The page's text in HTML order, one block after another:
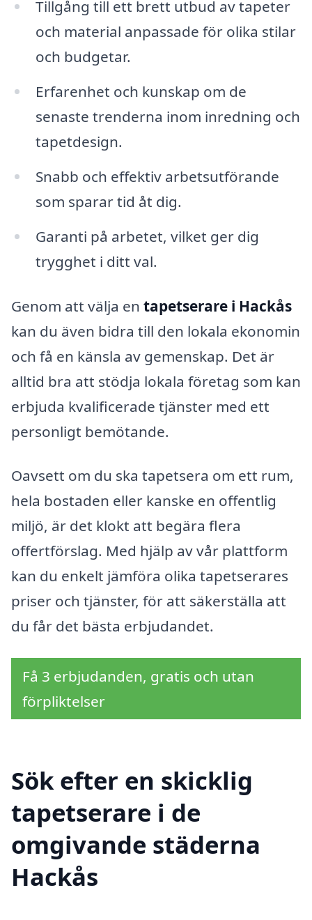
Tillgång till ett brett utbud av tapeter
och material anpassade för olika stilar
och budgetar.
Erfarenhet och kunskap om de
senaste trenderna inom inredning och
tapetdesign.
Snabb och effektiv arbetsutförande
som sparar tid åt dig.
Garanti på arbetet, vilket ger dig
trygghet i ditt val.
Genom att välja en tapetserare i Hackås
kan du även bidra till den lokala ekonomin
och få en känsla av gemenskap. Det är
alltid bra att stödja lokala företag som kan
erbjuda kvalificerade tjänster med ett
personligt bemötande.
Oavsett om du ska tapetsera om ett rum,
hela bostaden eller kanske en offentlig
miljö, är det klokt att begära flera
offertförslag. Med hjälp av vår plattform
kan du enkelt jämföra olika tapetserares
priser och tjänster, för att säkerställa att
du får det bästa erbjudandet.
Få 3 erbjudanden, gratis och utan
förpliktelser
Sök efter en skicklig
tapetserare i de
omgivande städerna
Hackås